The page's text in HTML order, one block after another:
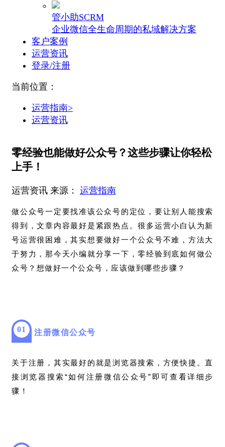
管小助SCRM
企业微信全生命周期的私域解决方案
客户案例
运营资讯
登录/注册
当前位置：
运营指南>
运营资讯
零经验也能做好公众号？这些步骤让你轻松
上手！
运营资讯 来源： 运营指南
做公众号一定要找准该公众号的定位，要让别人能搜索
得到，文章内容最好是紧跟热点。很多运营小白认为新
号运营很困难，其实想要做好一个公众号不难，方法大
于努力，那今天小编就分享一下，零经验到底如何做公
众号？想做好一个公众号，应该做到哪些步骤？
01 注册微信公众号
关于注册，其实最好的就是浏览器搜索，方便快捷。直
接浏览器搜索“如何注册微信公众号”即可查看详细步
骤！